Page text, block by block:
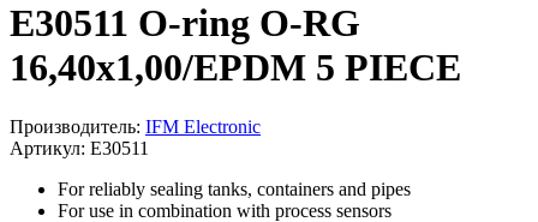
E30511 O-ring O-RG
16,40x1,00/EPDM 5 PIECE
Производитель: IFM Electronic
Артикул: E30511
For reliably sealing tanks, containers and pipes
For use in combination with process sensors